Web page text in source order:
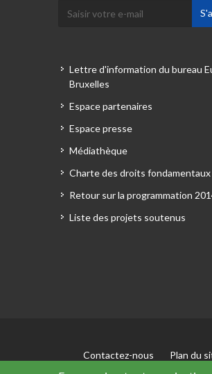
Lettre d'information du bureau
Bruxelles
Espace partenaires
Espace presse
Médiathèque
Charte des droits fondamentaux
Retour sur la programmation
Liste des projets soutenus
Contactez-nous
Plan du